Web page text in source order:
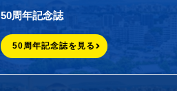
50周年記念誌
50周年記念誌を見る